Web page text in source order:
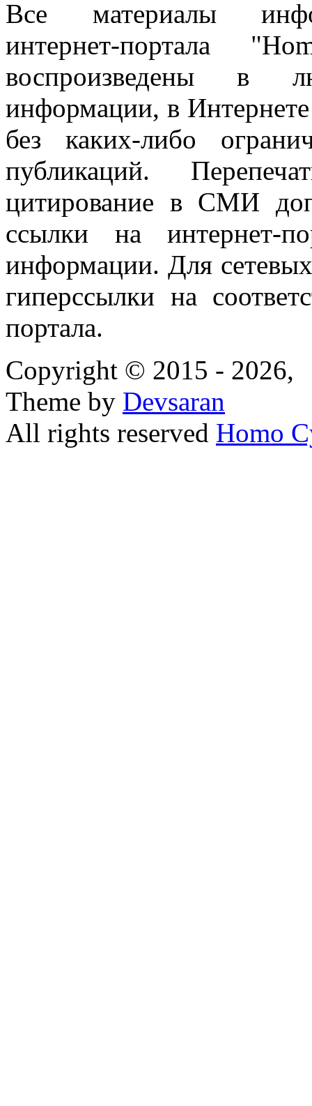
Все материалы
интернет-портала
воспроизведены в
информации, в
без каких-либо
публикаций.
цитирование в СМИ
ссылки на интернет-
информации. Для
гиперссылки на
портала.
Copyright © 2015 - 2026,
Theme by Devsaran
All rights reserved Homo